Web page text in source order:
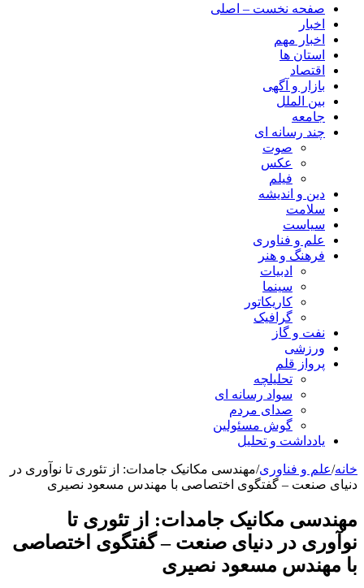
صفحه نخست – اصلی
اخبار
اخبار مهم
استان ها
اقتصاد
بازار و آگهی
بین الملل
جامعه
چند رسانه ای
صوت
عکس
فیلم
دین و اندیشه
سلامت
سیاست
علم و فناوری
فرهنگ و هنر
ادبیات
سینما
کاریکاتور
گرافیک
نفت و گاز
ورزشی
پرواز قلم
تحلیلچه
سواد رسانه ای
صدای مردم
گوش مسئولین
یادداشت و تحلیل
خانه/علم و فناوری/مهندسی مکانیک جامدات: از تئوری تا نوآوری در
دنیای صنعت – گفتگوی اختصاصی با مهندس مسعود نصیری
مهندسی مکانیک جامدات: از تئوری تا
نوآوری در دنیای صنعت – گفتگوی اختصاصی
با مهندس مسعود نصیری